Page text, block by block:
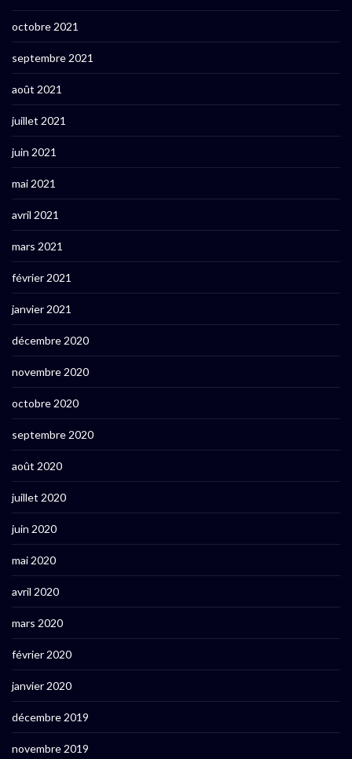
octobre 2021
septembre 2021
août 2021
juillet 2021
juin 2021
mai 2021
avril 2021
mars 2021
février 2021
janvier 2021
décembre 2020
novembre 2020
octobre 2020
septembre 2020
août 2020
juillet 2020
juin 2020
mai 2020
avril 2020
mars 2020
février 2020
janvier 2020
décembre 2019
novembre 2019